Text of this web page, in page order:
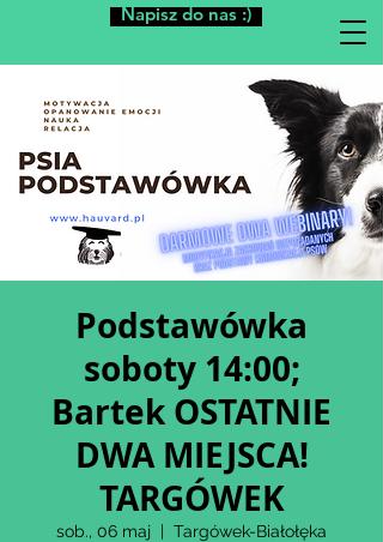
Napisz do nas :)
Podstawówka
soboty 14:00;
Bartek OSTATNIE
DWA MIEJSCA!
TARGÓWEK
sob., 06 maj
  |
Targówek-Białołęka